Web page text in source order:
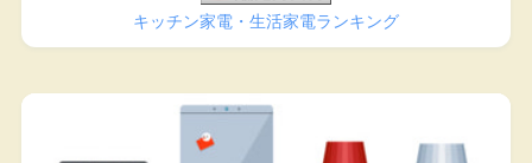
キッチン家電・生活家電ランキング